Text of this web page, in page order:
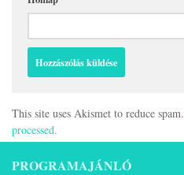
This site uses Akismet to reduce spam.
processed.
PROGRAMAJÁNLÓ